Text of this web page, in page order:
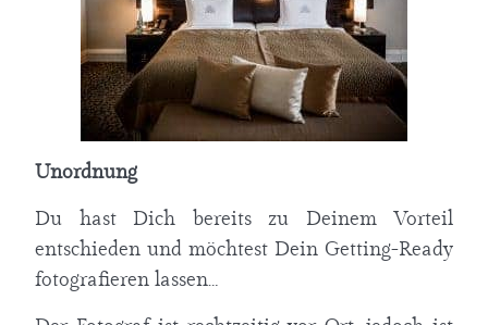
Unordnung
Du hast Dich bereits zu Deinem Vorteil
entschieden und möchtest Dein Getting-Ready
fotografieren lassen…